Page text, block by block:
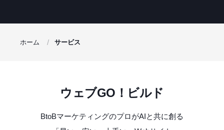
ホーム サービス
ウェブGO！ビルド
BtoBマーケティングのプロがAIと共に創る